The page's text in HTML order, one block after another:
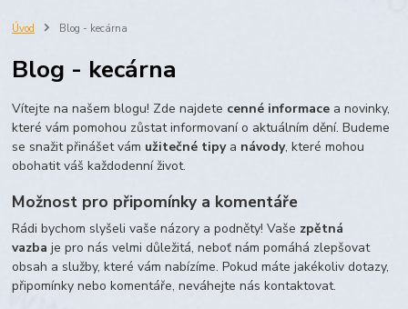
Prokloub
Vláknina
maltodextrin
škrob skrob
Úvod Blog - kecárna
Blog - kecárna
Vítejte na našem blogu! Zde najdete cenné informace a novinky,
které vám pomohou zůstat informovaní o aktuálním dění. Budeme
se snažit přinášet vám užitečné tipya návody, které mohou
obohatit váš každodenní život.
Možnost pro připomínky a komentáře
Rádi bychom slyšeli vaše názory a podněty! Vaše zpětná
vazba je pro nás velmi důležitá, neboť nám pomáhá zlepšovat
obsah a služby, které vám nabízíme. Pokud máte jakékoliv dotazy,
připomínky nebo komentáře, neváhejte nás kontaktovat.